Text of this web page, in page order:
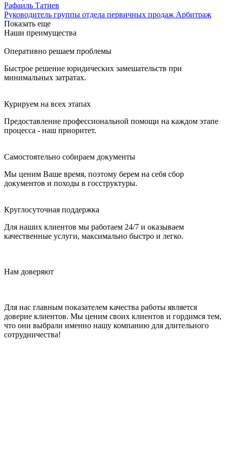
Рафаиль Татиев
Руководитель группы отдела первичных продаж Арбитраж
Показать еще
Наши преимущества
Оперативно решаем проблемы
Быстрое решение юридических замешательств при
минимальных затратах.
Курируем на всех этапах
Предоставление профессиональной помощи на каждом этапе
процесса - наш приоритет.
Самостоятельно собираем документы
Мы ценим Ваше время, поэтому берем на себя сбор
документов и походы в госструктуры.
Круглосуточная поддержка
Для наших клиентов мы работаем 24/7 и оказываем
качественные услуги, максимально быстро и легко.
Нам доверяют
Для нас главным показателем качества работы является
доверие клиентов. Мы ценим своих клиентов и гордимся тем,
что они выбрали именно нашу компанию для длительного
сотрудничества!